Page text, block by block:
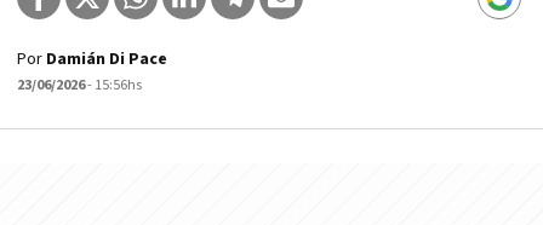
Por Damián Di Pace
23/06/2026- 15:56hs